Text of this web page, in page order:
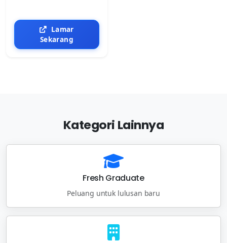
Lamar
Sekarang
Kategori Lainnya
Fresh Graduate
Peluang untuk lulusan baru